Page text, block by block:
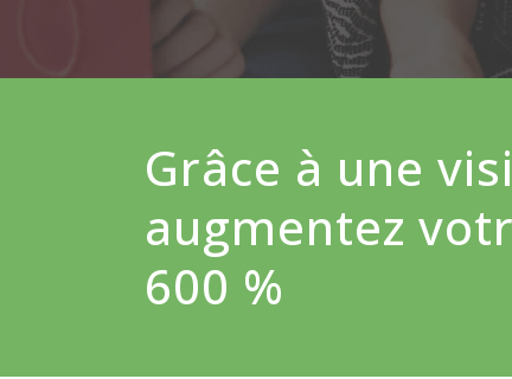
Grâce à une
augmentez
600 %